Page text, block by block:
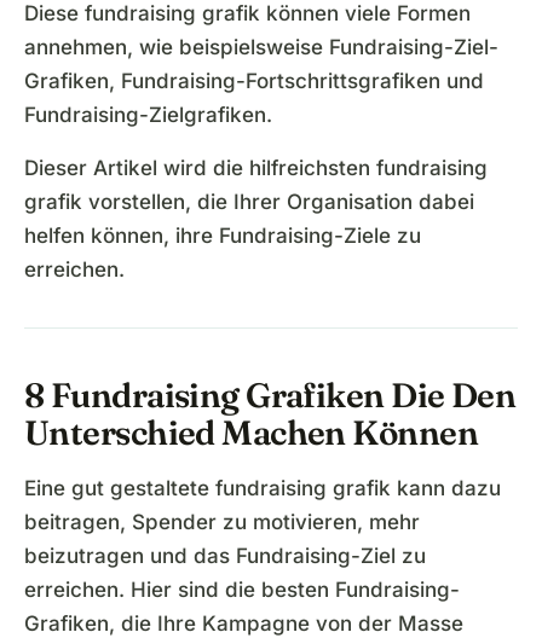
Diese fundraising grafik können viele Formen
annehmen, wie beispielsweise Fundraising-Ziel-
Grafiken, Fundraising-Fortschrittsgrafiken und
Fundraising-Zielgrafiken.
Dieser Artikel wird die hilfreichsten fundraising
grafik vorstellen, die Ihrer Organisation dabei
helfen können, ihre Fundraising-Ziele zu
erreichen.
8 Fundraising Grafiken Die Den
Unterschied Machen Können
Eine gut gestaltete fundraising grafik kann dazu
beitragen, Spender zu motivieren, mehr
beizutragen und das Fundraising-Ziel zu
erreichen. Hier sind die besten Fundraising-
Grafiken, die Ihre Kampagne von der Masse